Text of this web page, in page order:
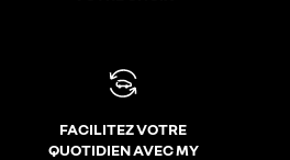
FACILITEZ VOTRE
QUOTIDIEN AVEC MY